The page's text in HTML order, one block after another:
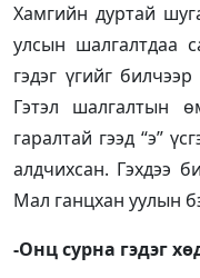
Хамгийн дуртай
улсын шалгалтдаа
гэдэг үгийг
Гэтэл шалгалтын
гаралтай гээд “э”
алдчихсан. Гэхдээ
Мал ганцхан уулын
-Онц сурна гэдэг